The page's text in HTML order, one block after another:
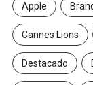
Apple
Cannes Lions
Destacado